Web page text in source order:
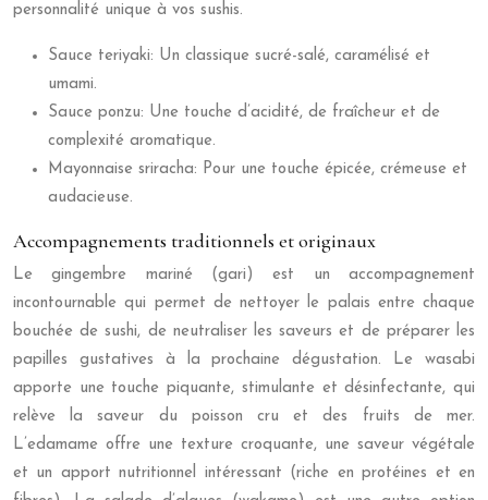
personnalité unique à vos sushis.
Sauce teriyaki: Un classique sucré-salé, caramélisé et
umami.
Sauce ponzu: Une touche d’acidité, de fraîcheur et de
complexité aromatique.
Mayonnaise sriracha: Pour une touche épicée, crémeuse et
audacieuse.
Accompagnements traditionnels et originaux
Le gingembre mariné (gari) est un accompagnement
incontournable qui permet de nettoyer le palais entre chaque
bouchée de sushi, de neutraliser les saveurs et de préparer les
papilles gustatives à la prochaine dégustation. Le wasabi
apporte une touche piquante, stimulante et désinfectante, qui
relève la saveur du poisson cru et des fruits de mer.
L’edamame offre une texture croquante, une saveur végétale
et un apport nutritionnel intéressant (riche en protéines et en